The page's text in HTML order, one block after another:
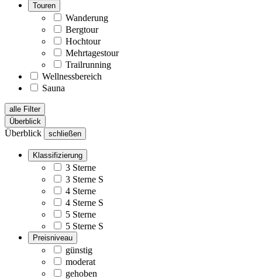
Touren
Wanderung
Bergtour
Hochtour
Mehrtagestour
Trailrunning
Wellnessbereich
Sauna
alle Filter
Überblick
Überblick schließen
Klassifizierung
3 Sterne
3 Sterne S
4 Sterne
4 Sterne S
5 Sterne
5 Sterne S
Preisniveau
günstig
moderat
gehoben